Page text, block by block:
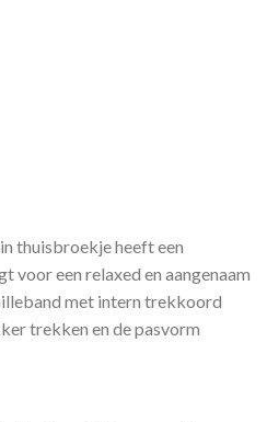
thuisbroekje heeft een
voor een relaxed en aangenaam
met intern trekkoord
trekken en de pasvorm